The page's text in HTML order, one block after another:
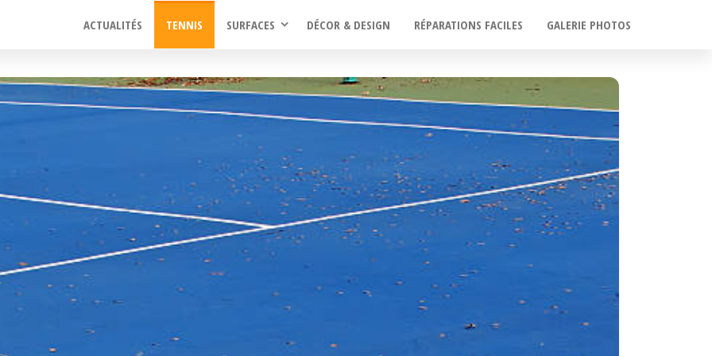
ACTUALITÉS TENNIS SURFACES DÉCOR & DESIGN RÉPARATIONS FACILES GALERIE PHOTOS